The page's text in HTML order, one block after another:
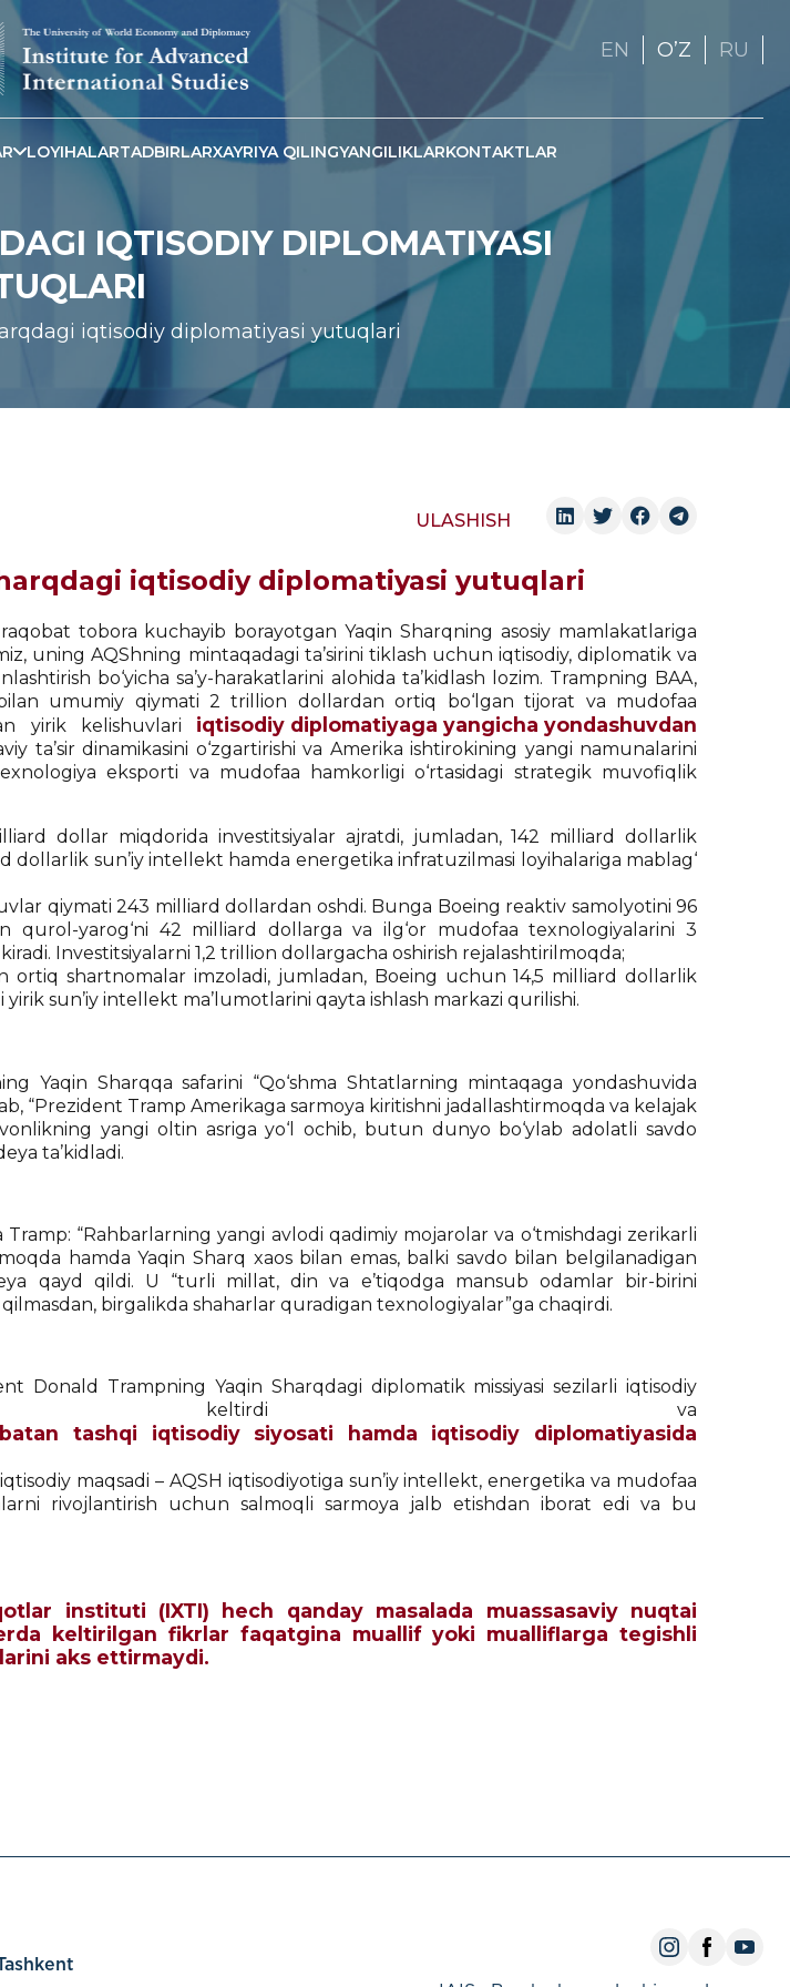
EN OʼZ RU
LOYIHALARTADBIRLARXAYRIYA QILINGYANGILIKLARKONTAKTLAR
IQTISODIY DIPLOMATIYASI
iqtisodiy diplomatiyasi yutuqlari
ULASHISH
iqtisodiy diplomatiyasi yutuqlari
tobora kuchayib borayotgan Yaqin Sharqning asosiy mamlakatlariga
uning AQShning mintaqadagi ta’sirini tiklash uchun iqtisodiy, diplomatik va
bo‘yicha sa’y-harakatlarini alohida ta’kidlash lozim. Trampning BAA,
umumiy qiymati 2 trillion dollardan ortiq bo‘lgan tijorat va mudofaa
yirik kelishuvlari iqtisodiy diplomatiyaga yangicha yondashuvdan
ta’sir dinamikasini o‘zgartirishi va Amerika ishtirokining yangi namunalarini
eksporti va mudofaa hamkorligi o‘rtasidagi strategik muvofiqlik
dollar miqdorida investitsiyalar ajratdi, jumladan, 142 milliard dollarlik
dollarlik sun’iy intellekt hamda energetika infratuzilmasi loyihalariga mablag‘
qiymati 243 milliard dollardan oshdi. Bunga Boeing reaktiv samolyotini 96
qurol-yarog‘ni 42 milliard dollarga va ilg‘or mudofaa texnologiyalarini 3
Investitsiyalarni 1,2 trillion dollargacha oshirish rejalashtirilmoqda;
ortiq shartnomalar imzoladi, jumladan, Boeing uchun 14,5 milliard dollarlik
sun’iy intellekt ma’lumotlarini qayta ishlash markazi qurilishi.
Yaqin Sharqqa safarini “Qo‘shma Shtatlarning mintaqaga yondashuvida
“Prezident Tramp Amerikaga sarmoya kiritishni jadallashtirmoqda va kelajak
yangi oltin asriga yo‘l ochib, butun dunyo bo‘ylab adolatli savdo
ta’kidladi.
“Rahbarlarning yangi avlodi qadimiy mojarolar va o‘tmishdagi zerikarli
hamda Yaqin Sharq xaos bilan emas, balki savdo bilan belgilanadigan
qayd qildi. U “turli millat, din va e’tiqodga mansub odamlar bir-birini
birgalikda shaharlar quradigan texnologiyalar”ga chaqirdi.
Donald Trampning Yaqin Sharqdagi diplomatik missiyasi sezilarli iqtisodiy
keltirdi va
tashqi iqtisodiy siyosati hamda iqtisodiy diplomatiyasida
maqsadi – AQSH iqtisodiyotiga sun’iy intellekt, energetika va mudofaa
rivojlantirish uchun salmoqli sarmoya jalb etishdan iborat edi va bu
instituti (IXTI) hech qanday masalada muassasaviy nuqtai
keltirilgan fikrlar faqatgina muallif yoki mualliflarga tegishli
aks ettirmaydi.